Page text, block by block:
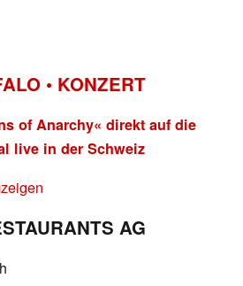
• KONZERT
of Anarchy« direkt auf die
live in der Schweiz
AG